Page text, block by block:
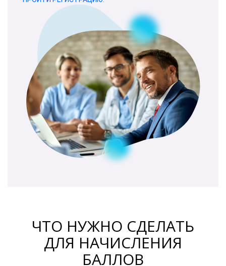
ЧТО НУЖНО СДЕЛАТЬ
ДЛЯ НАЧИСЛЕНИЯ
БАЛЛОВ